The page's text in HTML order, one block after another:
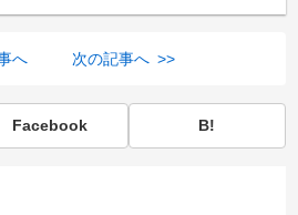
へ 次の記事へ >>
Facebook B!